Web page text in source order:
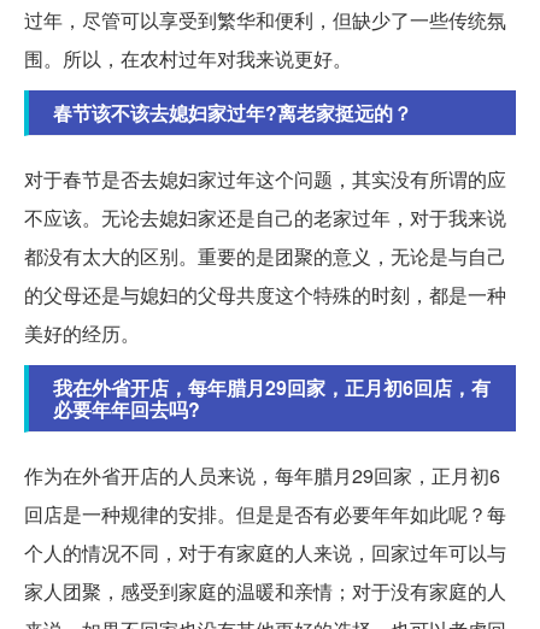
过年，尽管可以享受到繁华和便利，但缺少了一些传统氛
围。所以，在农村过年对我来说更好。
春节该不该去媳妇家过年?离老家挺远的？
对于春节是否去媳妇家过年这个问题，其实没有所谓的应
不应该。无论去媳妇家还是自己的老家过年，对于我来说
都没有太大的区别。重要的是团聚的意义，无论是与自己
的父母还是与媳妇的父母共度这个特殊的时刻，都是一种
美好的经历。
我在外省开店，每年腊月29回家，正月初6回店，有
必要年年回去吗?
作为在外省开店的人员来说，每年腊月29回家，正月初6
回店是一种规律的安排。但是是否有必要年年如此呢？每
个人的情况不同，对于有家庭的人来说，回家过年可以与
家人团聚，感受到家庭的温暖和亲情；对于没有家庭的人